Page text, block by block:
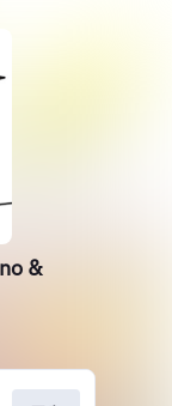
&